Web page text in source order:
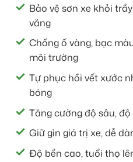
Bảo vệ sơn xe khỏi
văng
Chống ố vàng, bạc
môi trường
Tự phục hồi vết xước
bóng
Tăng cường độ sâu,
Giữ gìn giá trị xe, dễ
Độ bền cao, tuổi thọ